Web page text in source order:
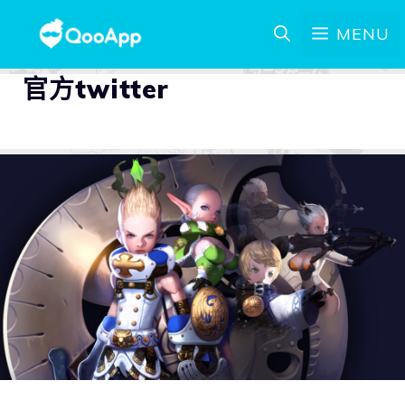
MENU
官方twitter